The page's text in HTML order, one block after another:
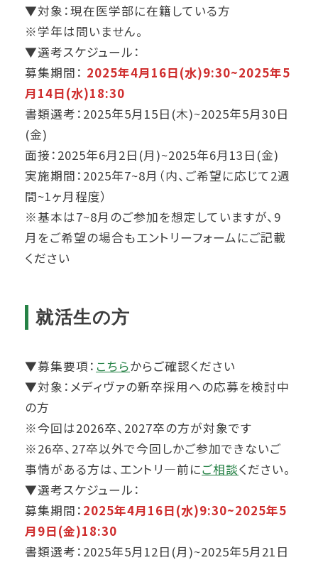
▼対象：現在医学部に在籍している方
※学年は問いません。
▼選考スケジュール：
募集期間： 2025年4月16日(水)9:30~2025年5
月14日(水)18:30
書類選考：2025年5月15日(木)~2025年5月30日
(金)
面接：2025年6月2日(月)~2025年6月13日(金)
実施期間：2025年7~8月（内、ご希望に応じて2週
間~1ヶ月程度）
※基本は7~8月のご参加を想定していますが、9
月をご希望の場合もエントリーフォームにご記載
ください
就活生の方
▼募集要項： こちらからご確認ください
▼対象：メディヴァの新卒採用への応募を検討中
の方
※今回は2026卒、2027卒の方が対象です
※26卒、27卒以外で今回しかご参加できないご
事情がある方は、エントリ―前にご相談ください。
▼選考スケジュール：
募集期間： 2025年4月16日(水)9:30~2025年5
月9日(金)18:30
書類選考：2025年5月12日(月)~2025年5月21日